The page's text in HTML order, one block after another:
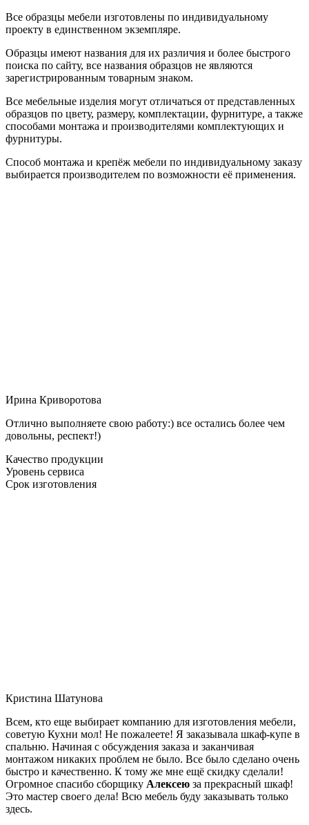
Все образцы мебели изготовлены по индивидуальному
проекту в единственном экземпляре.
Образцы имеют названия для их различия и более быстрого
поиска по сайту, все названия образцов не являются
зарегистрированным товарным знаком.
Все мебельные изделия могут отличаться от представленных
образцов по цвету, размеру, комплектации, фурнитуре, а также
способами монтажа и производителями комплектующих и
фурнитуры.
Способ монтажа и крепёж мебели по индивидуальному заказу
выбирается производителем по возможности её применения.
Ирина Криворотова
Отлично выполняете свою работу:) все остались более чем
довольны, респект!)
Качество продукции
Уровень сервиса
Срок изготовления
Кристина Шатунова
Всем, кто еще выбирает компанию для изготовления мебели,
советую Кухни мол! Не пожалеете! Я заказывала шкаф-купе в
спальню. Начиная с обсуждения заказа и заканчивая
монтажом никаких проблем не было. Все было сделано очень
быстро и качественно. К тому же мне ещё скидку сделали!
Огромное спасибо сборщику Алексею за прекрасный шкаф!
Это мастер своего дела! Всю мебель буду заказывать только
здесь.